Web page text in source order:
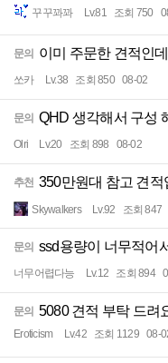
꾸꾸꽈꽈 Lv.81 조회 750
문의 이미 주문한 견적인
쏘카 Lv.38 조회 850 08-02
문의 QHD 생각해서 구성
Olri Lv.20 조회 898 08-02
추천 350만원대 참고 견적
Skywalkers Lv.92 조회 847
문의 ssd용량이 너무적어
너무어렵다능 Lv.12 조회 894
문의 5080 견적 부탁 드려
Eroticism Lv.42 조회 1129 08-